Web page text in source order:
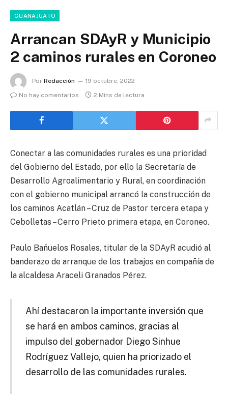
GUANAJUATO
Arrancan SDAyR y Municipio
2 caminos rurales en Coroneo
Por Redacción
19 octubre, 2022
No hay comentarios
2 Mins de lectura
Conectar a las comunidades rurales es una prioridad
del Gobierno del Estado, por ello la Secretaría de
Desarrollo Agroalimentario y Rural, en coordinación
con el gobierno municipal arrancó la construcción de
los caminos Acatlán – Cruz de Pastor tercera etapa y
Cebolletas – Cerro Prieto primera etapa, en Coroneo.
Paulo Bañuelos Rosales, titular de la SDAyR acudió al
banderazo de arranque de los trabajos en compañía de
la alcaldesa Araceli Granados Pérez.
Ahí destacaron la importante inversión que
se hará en ambos caminos, gracias al
impulso del gobernador Diego Sinhue
Rodríguez Vallejo, quien ha priorizado el
desarrollo de las comunidades rurales.